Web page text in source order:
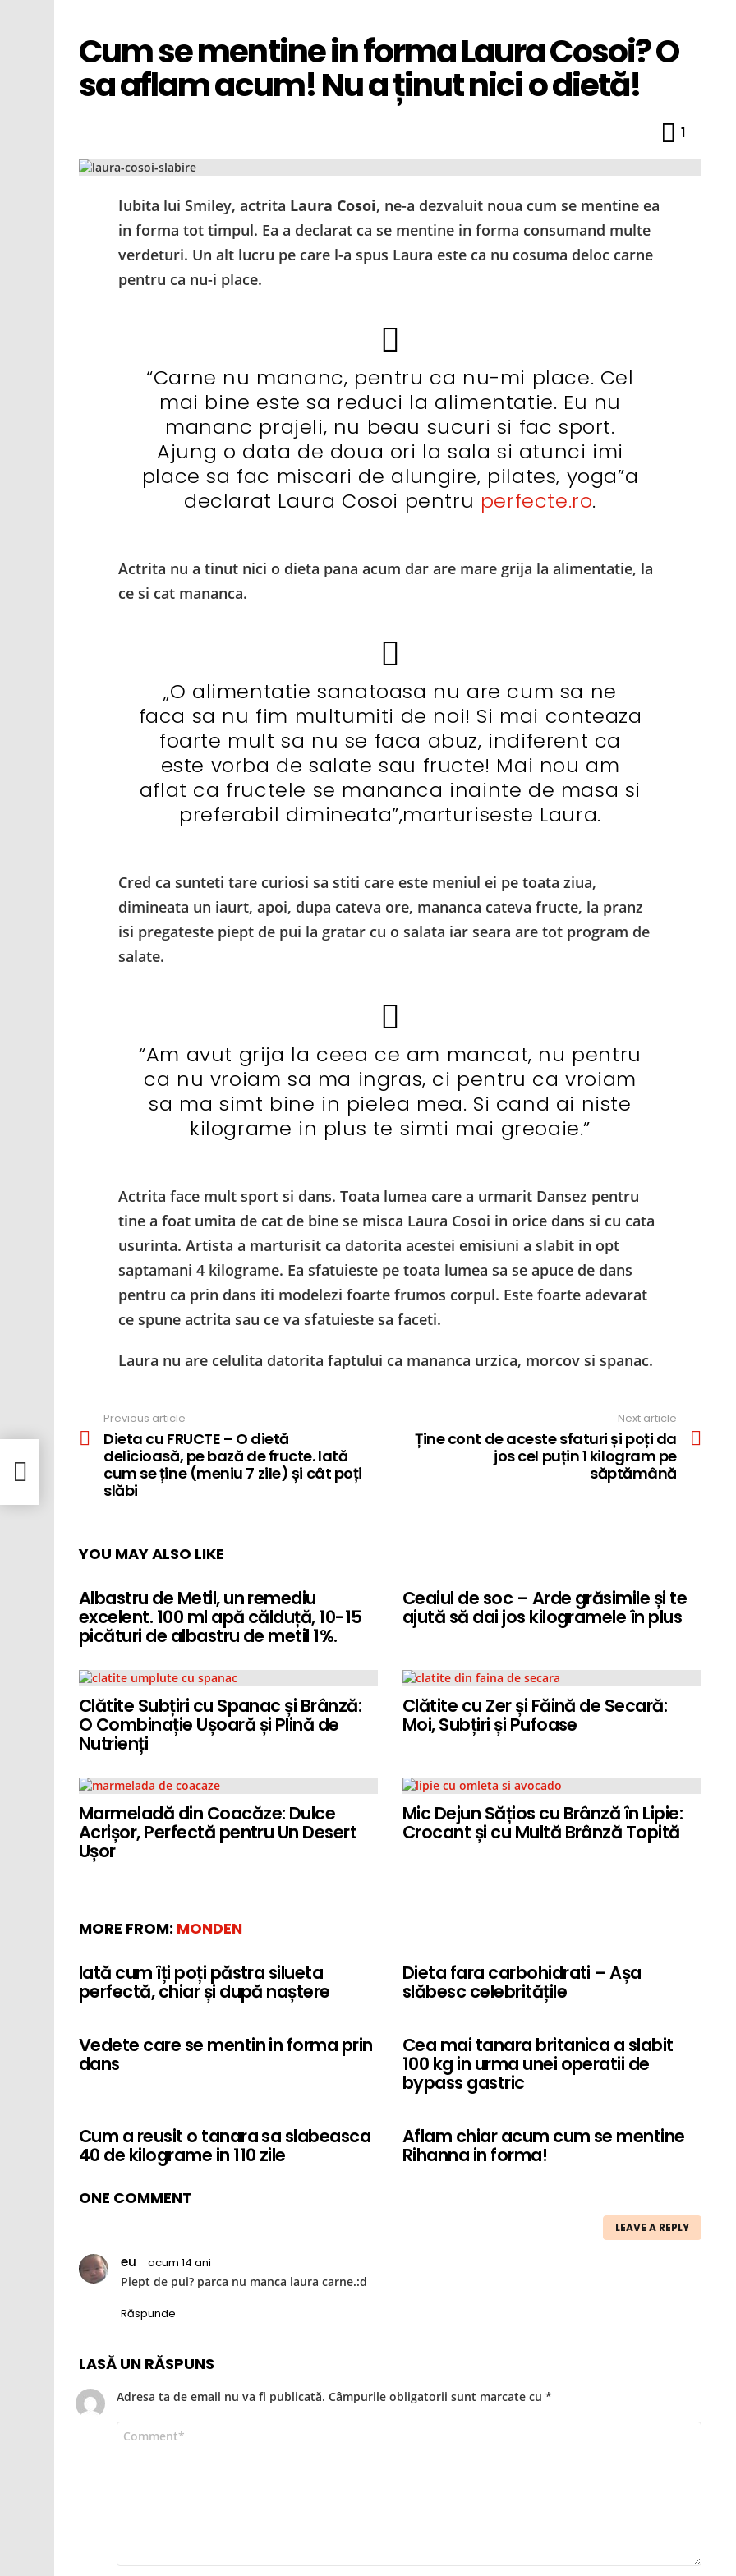
Cum se mentine in forma Laura Cosoi? O
sa aflam acum! Nu a ținut nici o dietă!
1
Iubita lui Smiley, actrita Laura Cosoi, ne-a dezvaluit noua cum se mentine ea
in forma tot timpul. Ea a declarat ca se mentine in forma consumand multe
verdeturi. Un alt lucru pe care l-a spus Laura este ca nu cosuma deloc carne
pentru ca nu-i place.
“Carne nu mananc, pentru ca nu-mi place. Cel
mai bine este sa reduci la alimentatie. Eu nu
mananc prajeli, nu beau sucuri si fac sport.
Ajung o data de doua ori la sala si atunci imi
place sa fac miscari de alungire, pilates, yoga”a
declarat Laura Cosoi pentru perfecte.ro.
Actrita nu a tinut nici o dieta pana acum dar are mare grija la alimentatie, la
ce si cat mananca.
„O alimentatie sanatoasa nu are cum sa ne
faca sa nu fim multumiti de noi! Si mai conteaza
foarte mult sa nu se faca abuz, indiferent ca
este vorba de salate sau fructe! Mai nou am
aflat ca fructele se mananca inainte de masa si
preferabil dimineata”,marturiseste Laura.
Cred ca sunteti tare curiosi sa stiti care este meniul ei pe toata ziua,
dimineata un iaurt, apoi, dupa cateva ore, mananca cateva fructe, la pranz
isi pregateste piept de pui la gratar cu o salata iar seara are tot program de
salate.
“Am avut grija la ceea ce am mancat, nu pentru
ca nu vroiam sa ma ingras, ci pentru ca vroiam
sa ma simt bine in pielea mea. Si cand ai niste
kilograme in plus te simti mai greoaie.”
Actrita face mult sport si dans. Toata lumea care a urmarit Dansez pentru
tine a foat umita de cat de bine se misca Laura Cosoi in orice dans si cu cata
usurinta. Artista a marturisit ca datorita acestei emisiuni a slabit in opt
saptamani 4 kilograme. Ea sfatuieste pe toata lumea sa se apuce de dans
pentru ca prin dans iti modelezi foarte frumos corpul. Este foarte adevarat
ce spune actrita sau ce va sfatuieste sa faceti.
Laura nu are celulita datorita faptului ca mananca urzica, morcov si spanac.
more
Previous article
Dieta cu FRUCTE – O dietă
delicioasă, pe bază de fructe. Iată
cum se ține (meniu 7 zile) și cât poți
slăbi
Next article
Ține cont de aceste sfaturi și poți da
jos cel puțin 1 kilogram pe
săptămână
YOU MAY ALSO LIKE
Albastru de Metil, un remediu
excelent. 100 ml apă călduță, 10-15
picături de albastru de metil 1%.
Ceaiul de soc – Arde grăsimile și te
ajută să dai jos kilogramele în plus
Clătite Subțiri cu Spanac și Brânză:
O Combinație Ușoară și Plină de
Nutrienți
Clătite cu Zer și Făină de Secară:
Moi, Subțiri și Pufoase
Marmeladă din Coacăze: Dulce
Acrișor, Perfectă pentru Un Desert
Ușor
Mic Dejun Sățios cu Brânză în Lipie:
Crocant și cu Multă Brânză Topită
MORE FROM: MONDEN
Iată cum îți poți păstra silueta
perfectă, chiar și după naștere
Dieta fara carbohidrati – Așa
slăbesc celebritățile
Vedete care se mentin in forma prin
dans
Cea mai tanara britanica a slabit
100 kg in urma unei operatii de
bypass gastric
Cum a reusit o tanara sa slabeasca
40 de kilograme in 110 zile
Aflam chiar acum cum se mentine
Rihanna in forma!
ONE COMMENT
LEAVE A REPLY
eu
acum 14 ani
Piept de pui? parca nu manca laura carne.:d
Răspunde
LASĂ UN RĂSPUNS
Adresa ta de email nu va fi publicată. Câmpurile obligatorii sunt marcate cu *
Comentariu